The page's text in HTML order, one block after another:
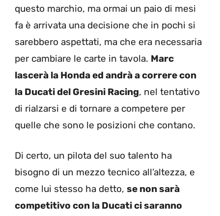
questo marchio, ma ormai un paio di mesi
fa è arrivata una decisione che in pochi si
sarebbero aspettati, ma che era necessaria
per cambiare le carte in tavola. Marc
lascerà la Honda ed andrà a correre con
la Ducati del Gresini Racing, nel tentativo
di rialzarsi e di tornare a competere per
quelle che sono le posizioni che contano.
Di certo, un pilota del suo talento ha
bisogno di un mezzo tecnico all’altezza, e
come lui stesso ha detto, se non sarà
competitivo con la Ducati ci saranno